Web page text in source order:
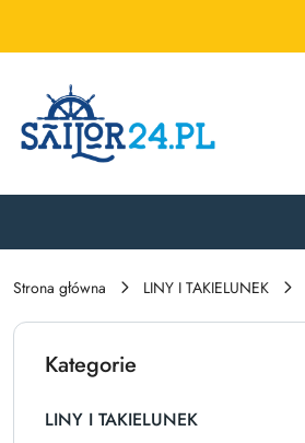
Strona główna LINY I TAKIELUNEK
Kategorie
LINY I TAKIELUNEK